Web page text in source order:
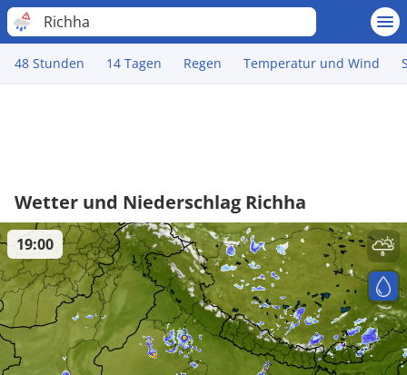
Richha
48 Stunden 14 Tagen Regen Temperatur und Wind
Wetter und Niederschlag Richha
19:00